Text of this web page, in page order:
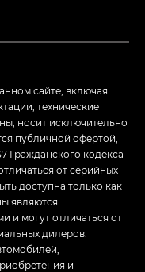
сайте, включая
технические
носит исключительно
публичной офертой,
Гражданского кодекса
от серийных
доступна только как
являются
и могут отличаться от
дилеров.
и